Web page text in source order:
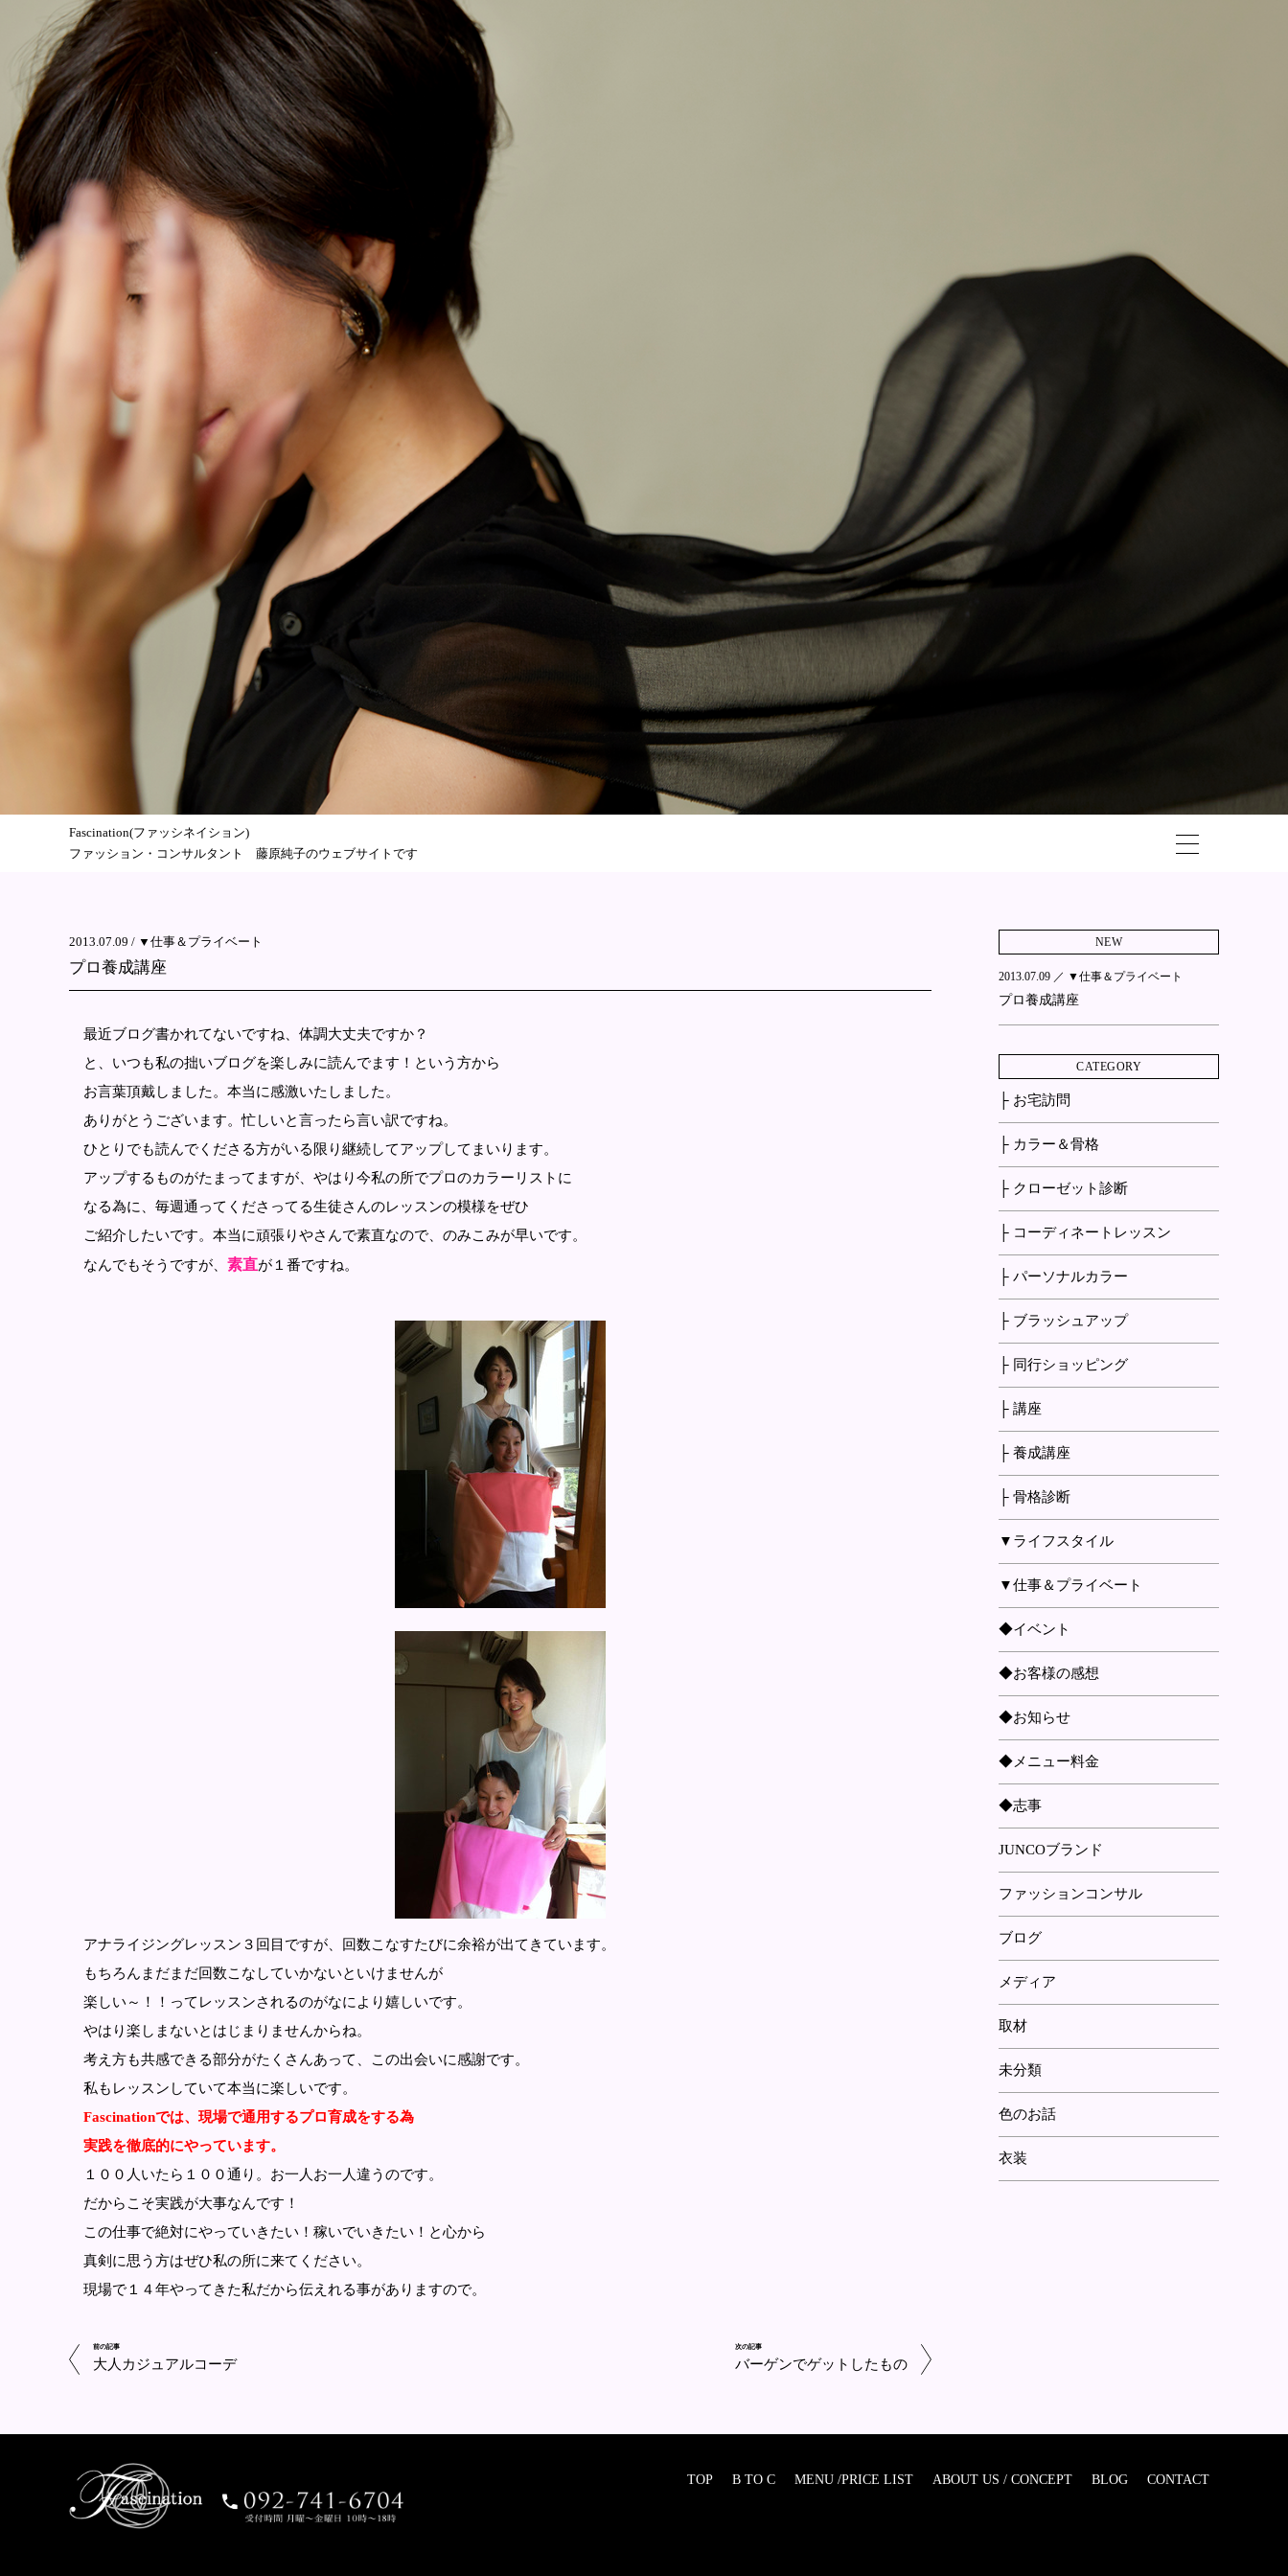
Fascination(ファッシネイション)
ファッション・コンサルタント 藤原純子のウェブサイトです
2013.07.09 / ▼仕事＆プライベート
プロ養成講座
最近ブログ書かれてないですね、体調大丈夫ですか？
と、いつも私の拙いブログを楽しみに読んでます！という方から
お言葉頂戴しました。本当に感激いたしました。
ありがとうございます。忙しいと言ったら言い訳ですね。
ひとりでも読んでくださる方がいる限り継続してアップしてまいります。
アップするものがたまってますが、やはり今私の所でプロのカラーリストに
なる為に、毎週通ってくださってる生徒さんのレッスンの模様をぜひ
ご紹介したいです。本当に頑張りやさんで素直なので、のみこみが早いです。
なんでもそうですが、 素直が１番ですね。
アナライジングレッスン３回目ですが、回数こなすたびに余裕が出てきています。
もちろんまだまだ回数こなしていかないといけませんが
楽しい～！！ってレッスンされるのがなにより嬉しいです。
やはり楽しまないとはじまりませんからね。
考え方も共感できる部分がたくさんあって、この出会いに感謝です。
私もレッスンしていて本当に楽しいです。
Fascinationでは、現場で通用するプロ育成をする為
実践を徹底的にやっています。
１００人いたら１００通り。お一人お一人違うのです。
だからこそ実践が大事なんです！
この仕事で絶対にやっていきたい！稼いでいきたい！と心から
真剣に思う方はぜひ私の所に来てください。
現場で１４年やってきた私だから伝えれる事がありますので。
前の記事
大人カジュアルコーデ
次の記事
バーゲンでゲットしたもの
NEW
2013.07.09 ／ ▼仕事＆プライベート
プロ養成講座
CATEGORY
├ お宅訪問
├ カラー＆骨格
├ クローゼット診断
├ コーディネートレッスン
├ パーソナルカラー
├ ブラッシュアップ
├ 同行ショッピング
├ 講座
├ 養成講座
├ 骨格診断
▼ライフスタイル
▼仕事＆プライベート
◆イベント
◆お客様の感想
◆お知らせ
◆メニュー料金
◆志事
JUNCOブランド
ファッションコンサル
ブログ
メディア
取材
未分類
色のお話
衣装
TOP B TO C MENU /PRICE LIST ABOUT US / CONCEPT BLOG CONTACT